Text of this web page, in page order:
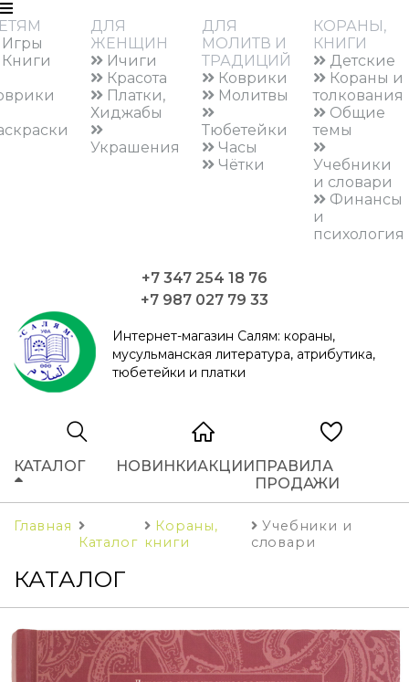
ДЛЯ
ЖЕНЩИН
Ичиги
Красота
Платки,
Хиджабы
Украшения
ДЛЯ
МОЛИТВ И
ТРАДИЦИЙ
Коврики
Молитвы
Тюбетейки
Часы
Чётки
КОРАНЫ,
КНИГИ
Детские
Кораны и
толкования
Общие
темы
Учебники
и словари
Финансы
и
психология
+7 347 254 18 76
+7 987 027 79 33
Интернет-магазин Салям: кораны,
мусульманская литература, атрибутика,
тюбетейки и платки
КАТАЛОГ НОВИНКИАКЦИИПРАВИЛА
ПРОДАЖИ
Главная
Каталог
Кораны,
книги
Учебники и
словари
КАТАЛОГ